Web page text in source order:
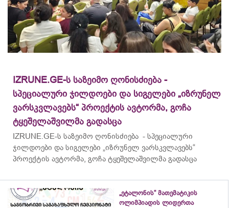
IZRUNE.GE-ს საზეიმო ღონისძიება -
სპეციალური ჯილდოები და სიგელები „იზრუნელ
ვარსკვლავებს“ პროექტის ავტორმა, გოჩა
ტყეშელაშვილმა გადასცა
IZRUNE.GE-ს საზეიმო ღონისძიება - სპეციალური
ჯილდოები და სიგელები „იზრუნელ ვარსკვლავებს“
პროექტის ავტორმა, გოჩა ტყეშელაშვილმა გადასცა
„ეტალონის“ მათემატიკის
ოლიმპიადის ლიდერთა